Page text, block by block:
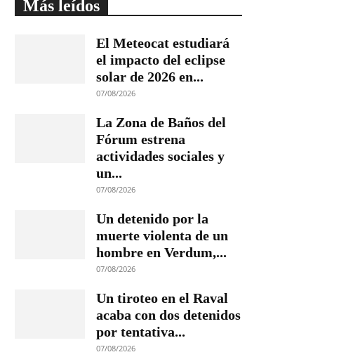
Más leídos
El Meteocat estudiará
el impacto del eclipse
solar de 2026 en...
07/08/2026
La Zona de Baños del
Fórum estrena
actividades sociales y
un...
07/08/2026
Un detenido por la
muerte violenta de un
hombre en Verdum,...
07/08/2026
Un tiroteo en el Raval
acaba con dos detenidos
por tentativa...
07/08/2026